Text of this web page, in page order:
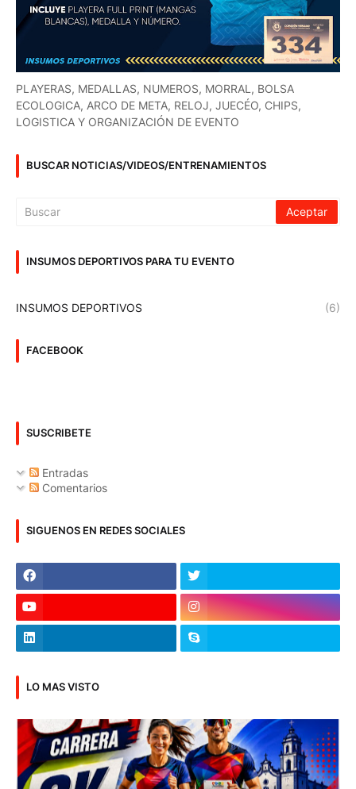
PLAYERAS, MEDALLAS, NUMEROS, MORRAL, BOLSA
ECOLOGICA, ARCO DE META, RELOJ, JUECÉO, CHIPS,
LOGISTICA Y ORGANIZACIÓN DE EVENTO
BUSCAR NOTICIAS/VIDEOS/ENTRENAMIENTOS
INSUMOS DEPORTIVOS PARA TU EVENTO
INSUMOS DEPORTIVOS (6)
FACEBOOK
SUSCRIBETE
Entradas
Comentarios
SIGUENOS EN REDES SOCIALES
LO MAS VISTO